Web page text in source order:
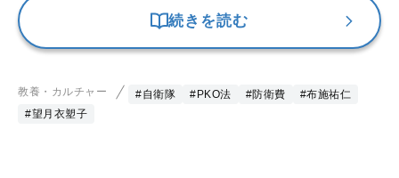
続きを読む
教養・カルチャー #自衛隊 #PKO法 #防衛費
#布施祐仁
#望月衣塑子